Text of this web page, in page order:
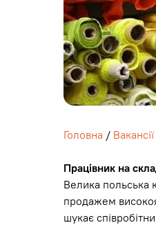
Головна / Вакансії
Працівник на
Велика польська
продажем
шукає